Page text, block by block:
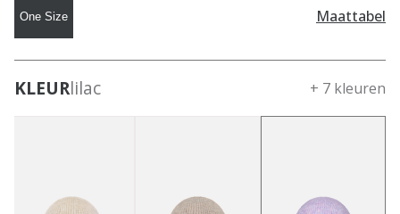
One Size Maattabel
KLEURlilac + 7 kleuren